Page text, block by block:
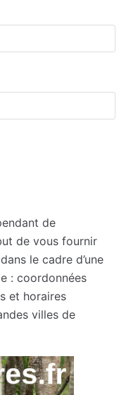
de
de vous fournir
le cadre d’une
: coordonnées
et horaires
villes de